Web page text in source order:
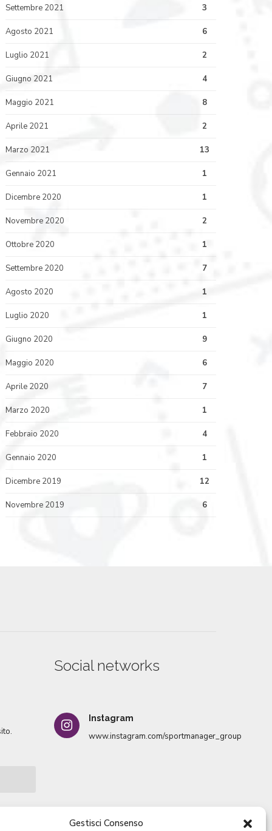
Gestisci Consenso
Settembre 2021 3
Agosto 2021 6
Luglio 2021 2
Giugno 2021 4
Maggio 2021 8
Aprile 2021 2
Marzo 2021 13
Gennaio 2021 1
Dicembre 2020 1
Novembre 2020 2
Ottobre 2020 1
Settembre 2020 7
Agosto 2020 1
Luglio 2020 1
Giugno 2020 9
Maggio 2020 6
Aprile 2020 7
Marzo 2020 1
Febbraio 2020 4
Gennaio 2020 1
Dicembre 2019 12
Novembre 2019 6
Social networks
Instagram
www.instagram.com/sportmanager_group